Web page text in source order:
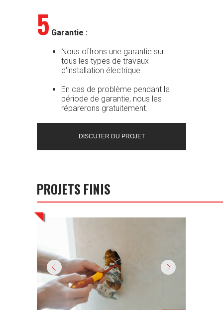
DISCUTER DU PROJET
Garantie :
Nous offrons une garantie sur
tous les types de travaux
d'installation électrique.
En cas de problème pendant la
période de garantie, nous les
réparerons gratuitement.
5
PROJETS FINIS